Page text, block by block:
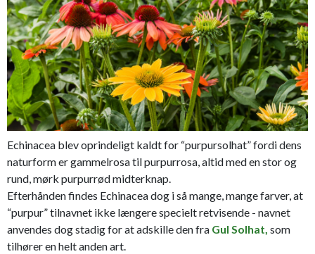
Echinacea blev oprindeligt kaldt for “purpursolhat” fordi dens
naturform er gammelrosa til purpurrosa, altid med en stor og
rund, mørk purpurrød midterknap.
Efterhånden findes Echinacea dog i så mange, mange farver, at
“purpur” tilnavnet ikke længere specielt retvisende - navnet
anvendes dog stadig for at adskille den fra Gul Solhat, som
tilhører en helt anden art.